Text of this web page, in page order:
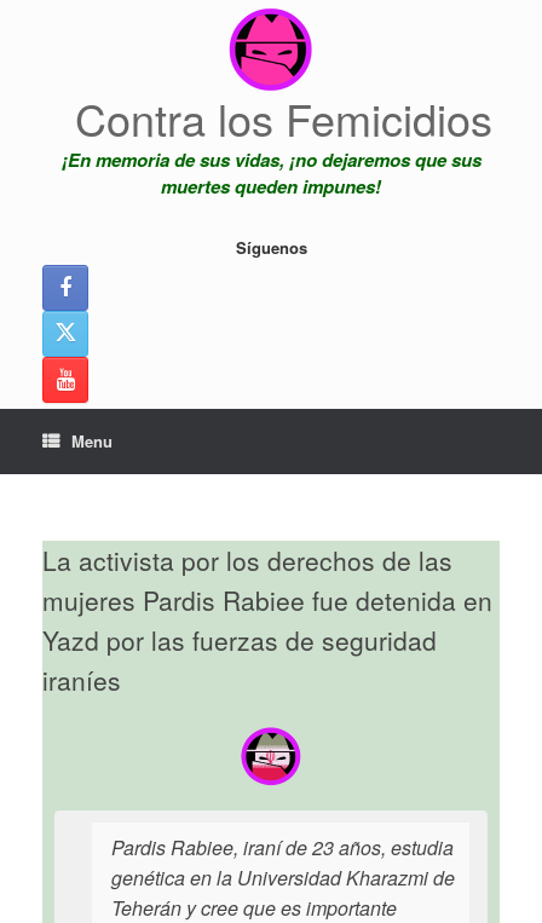
Contra los Femicidios
¡En memoria de sus vidas, ¡no dejaremos que sus
muertes queden impunes!
Síguenos
Menu
La activista por los derechos de las
mujeres Pardis Rabiee fue detenida en
Yazd por las fuerzas de seguridad
iraníes
Pardis Rabiee, iraní de 23 años, estudia
genética en la Universidad Kharazmi de
Teherán y cree que es importante